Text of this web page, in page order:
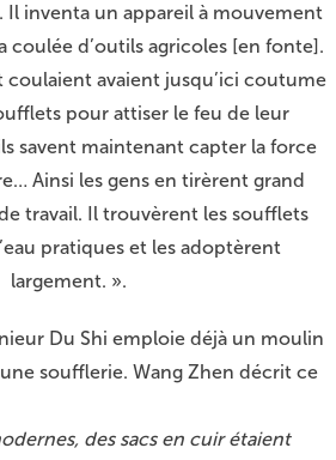
Il inventa un appareil à mouvement
d’outils agricoles [en fonte].
avaient jusqu’ici coutume
pour attiser le feu de leur
savent maintenant capter la force
Ainsi les gens en tirèrent grand
travail. Il trouvèrent les soufflets
pratiques et les adoptèrent
largement. ».
Du Shi emploie déjà un moulin
soufflerie. Wang Zhen décrit ce
des sacs en cuir étaient